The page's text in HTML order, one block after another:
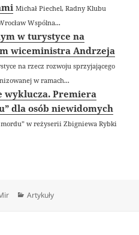
Michał Piechel, Radny Klubu
Wspólna...
w turystyce na
wiceministra Andrzeja
na rzecz rozwoju sprzyjającego
w ramach...
wyklucza. Premiera
dla osób niewidomych
mordu” w reżyserii Zbigniewa Rybki
Kategorie
Artykuły